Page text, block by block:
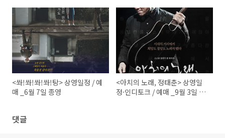
<쏴!쏴!쏴!쏴!탕> 상영일정 / 예
매 _6월 7일 종영
<아치의 노래, 정태춘> 상영일
정·인디토크 / 예매 _9월 3일 종
댓글